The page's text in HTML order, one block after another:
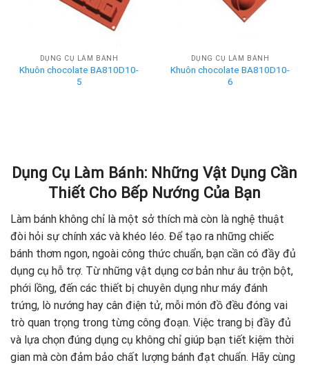
DỤNG CỤ LÀM BÁNH
Khuôn chocolate BA810D10-
5
DỤNG CỤ LÀM BÁNH
Khuôn chocolate BA810D10-
6
Dụng Cụ Làm Bánh: Những Vật Dụng Cần
Thiết Cho Bếp Nướng Của Bạn
Làm bánh không chỉ là một sở thích mà còn là nghệ thuật
đòi hỏi sự chính xác và khéo léo. Để tạo ra những chiếc
bánh thơm ngon, ngoài công thức chuẩn, bạn cần có đầy đủ
dụng cụ hỗ trợ. Từ những vật dụng cơ bản như âu trộn bột,
phới lồng, đến các thiết bị chuyên dụng như máy đánh
trứng, lò nướng hay cân điện tử, mỗi món đồ đều đóng vai
trò quan trọng trong từng công đoạn. Việc trang bị đầy đủ
và lựa chọn đúng dụng cụ không chỉ giúp bạn tiết kiệm thời
gian mà còn đảm bảo chất lượng bánh đạt chuẩn. Hãy cùng